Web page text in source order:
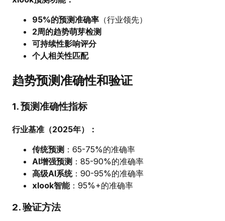
95%的预测准确率 （行业领先）
2周的趋势萌芽检测
可持续性影响评分
个人相关性匹配
趋势预测准确性和验证
1. 预测准确性指标
行业基准（2025年）：
传统预测 ：65-75%的准确率
AI增强预测 ：85-90%的准确率
高级AI系统：90-95%的准确率
xlook智能：95%+的准确率
2. 验证方法